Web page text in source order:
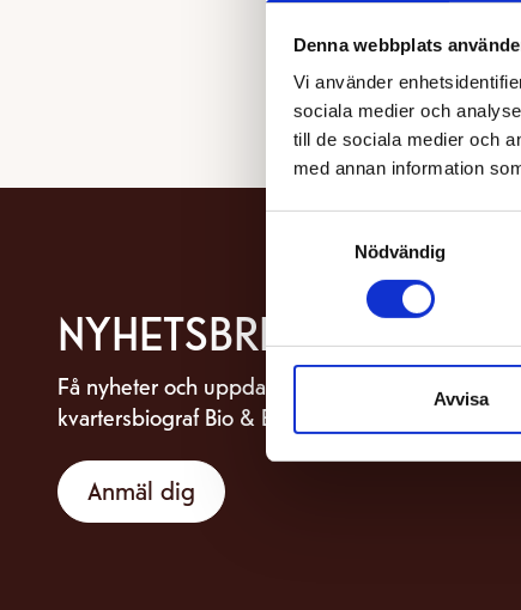
Denna webbplats
Vi använder
sociala medier och
till de sociala medier och
med annan information
Nödvändig
Avvisa
NYHETSBREV
Få nyheter och uppdateringar om din
kvartersbiograf Bio & Bistro Capitol.
Anmäl dig